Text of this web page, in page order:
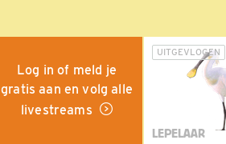
Log in of meld je
gratis aan en volg alle
livestreams
UITGEVLOGEN
LEPELAAR